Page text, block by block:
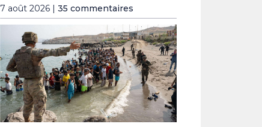
7 août 2026 | 35 commentaires